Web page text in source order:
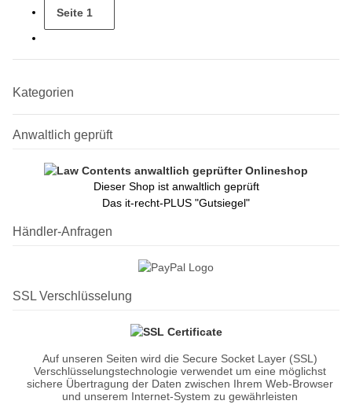
Seite 1
Kategorien
Anwaltlich geprüft
Dieser Shop ist anwaltlich geprüft
Das it-recht-PLUS "Gutsiegel"
Händler-Anfragen
SSL Verschlüsselung
Auf unseren Seiten wird die Secure Socket Layer (SSL)
Verschlüsselungstechnologie verwendet um eine möglichst
sichere Übertragung der Daten zwischen Ihrem Web-Browser
und unserem Internet-System zu gewährleisten